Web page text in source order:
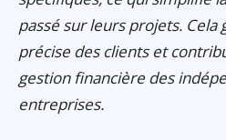
passé sur leurs projets.
précise des clients et
gestion financière des
entreprises.